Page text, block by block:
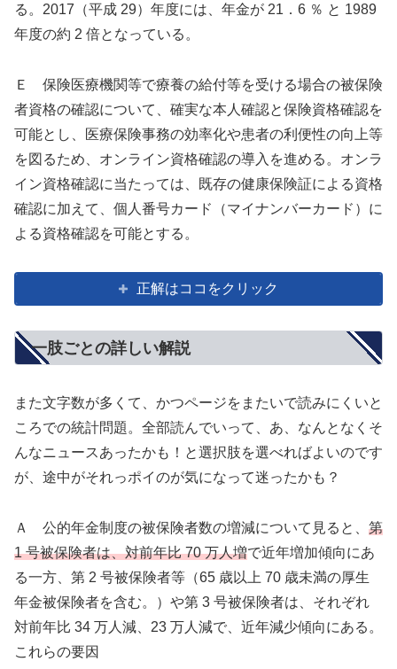
る。2017（平成 29）年度には、年金が 21．6 ％ と 1989
年度の約 2 倍となっている。
Ｅ 保険医療機関等で療養の給付等を受ける場合の被保険
者資格の確認について、確実な本人確認と保険資格確認を
可能とし、医療保険事務の効率化や患者の利便性の向上等
を図るため、オンライン資格確認の導入を進める。オンラ
イン資格確認に当たっては、既存の健康保険証による資格
確認に加えて、個人番号カード（マイナンバーカード）に
よる資格確認を可能とする。
正解はココをクリック
一肢ごとの詳しい解説
また文字数が多くて、かつページをまたいで読みにくいと
ころでの統計問題。全部読んでいって、あ、なんとなくそ
んなニュースあったかも！と選択肢を選べればよいのです
が、途中がそれっポイのが気になって迷ったかも？
Ａ 公的年金制度の被保険者数の増減について見ると、 第
1 号被保険者は、対前年比 70 万人増で近年増加傾向にあ
る一方、第 2 号被保険者等（65 歳以上 70 歳未満の厚生
年金被保険者を含む。）や第 3 号被保険者は、それぞれ
対前年比 34 万人減、23 万人減で、近年減少傾向にある。
これらの要因